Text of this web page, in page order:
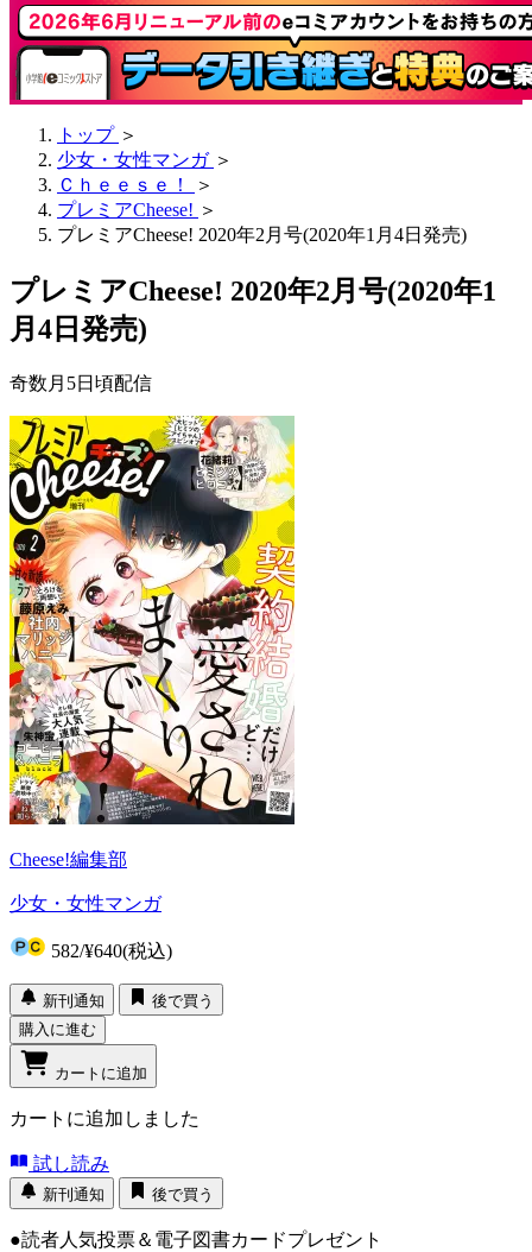
トップ ＞
少女・女性マンガ ＞
Ｃｈｅｅｓｅ！
＞
プレミアCheese! ＞
プレミアCheese! 2020年2月号(2020年1月4日発売)
プレミアCheese! 2020年2月号(2020年1
月4日発売)
奇数月5日頃配信
Cheese!編集部
少女・女性マンガ
582/¥640(税込)
新刊通知
後で買う
購入に進む
カートに追加
カートに追加しました
試し読み
新刊通知 後で買う
●読者人気投票＆電子図書カードプレゼント